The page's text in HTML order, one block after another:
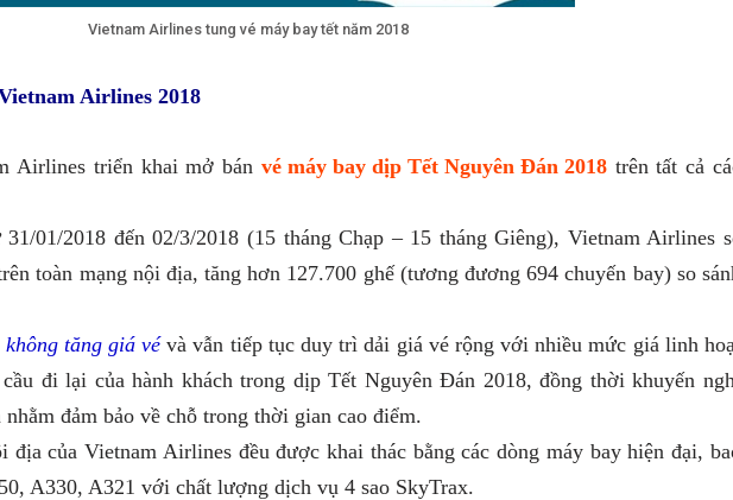
Vietnam Airlines tung vé máy bay tết năm 2018
Airlines 2018
Airlines triển khai mở bán vé máy bay dịp Tết Nguyên Đán 2018trên tất cả
01/2018 đến 02/3/2018 (15 tháng Chạp – 15 tháng Giêng), Vietnam Airlines
toàn mạng nội địa, tăng hơn 127.700 ghế (tương đương 694 chuyến bay) so
tăng giá vévà vẫn tiếp tục duy trì dải giá vé rộng với nhiều mức giá linh
đi lại của hành khách trong dịp Tết Nguyên Đán 2018, đồng thời khuyến
đảm bảo về chỗ trong thời gian cao điểm.
địa của Vietnam Airlines đều được khai thác bằng các dòng máy bay hiện đại,
A330, A321 với chất lượng dịch vụ 4 sao SkyTrax.